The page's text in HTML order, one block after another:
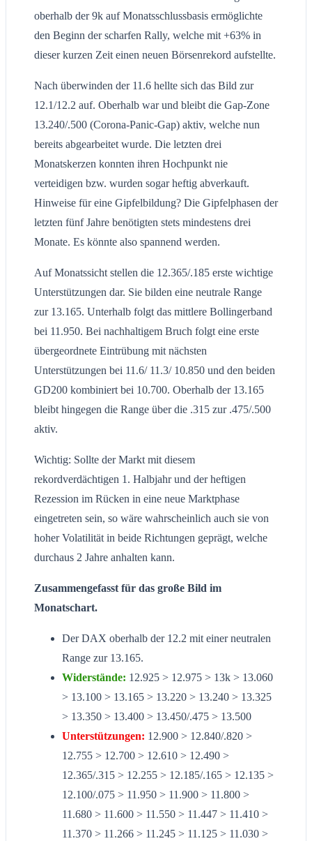
oberhalb der 9k auf Monatsschlussbasis ermöglichte
den Beginn der scharfen Rally, welche mit +63% in
dieser kurzen Zeit einen neuen Börsenrekord aufstellte.
Nach überwinden der 11.6 hellte sich das Bild zur
12.1/12.2 auf. Oberhalb war und bleibt die Gap-Zone
13.240/.500 (Corona-Panic-Gap) aktiv, welche nun
bereits abgearbeitet wurde. Die letzten drei
Monatskerzen konnten ihren Hochpunkt nie
verteidigen bzw. wurden sogar heftig abverkauft.
Hinweise für eine Gipfelbildung? Die Gipfelphasen der
letzten fünf Jahre benötigten stets mindestens drei
Monate. Es könnte also spannend werden.
Auf Monatssicht stellen die 12.365/.185 erste wichtige
Unterstützungen dar. Sie bilden eine neutrale Range
zur 13.165. Unterhalb folgt das mittlere Bollingerband
bei 11.950. Bei nachhaltigem Bruch folgt eine erste
übergeordnete Eintrübung mit nächsten
Unterstützungen bei 11.6/ 11.3/ 10.850 und den beiden
GD200 kombiniert bei 10.700. Oberhalb der 13.165
bleibt hingegen die Range über die .315 zur .475/.500
aktiv.
Wichtig: Sollte der Markt mit diesem
rekordverdächtigen 1. Halbjahr und der heftigen
Rezession im Rücken in eine neue Marktphase
eingetreten sein, so wäre wahrscheinlich auch sie von
hoher Volatilität in beide Richtungen geprägt, welche
durchaus 2 Jahre anhalten kann.
Zusammengefasst für das große Bild im
Monatschart.
Der DAX oberhalb der 12.2 mit einer neutralen
Range zur 13.165.
Widerstände: 12.925 > 12.975 > 13k > 13.060
> 13.100 > 13.165 > 13.220 > 13.240 > 13.325
> 13.350 > 13.400 > 13.450/.475 > 13.500
Unterstützungen: 12.900 > 12.840/.820 >
12.755 > 12.700 > 12.610 > 12.490 >
12.365/.315 > 12.255 > 12.185/.165 > 12.135 >
12.100/.075 > 11.950 > 11.900 > 11.800 >
11.680 > 11.600 > 11.550 > 11.447 > 11.410 >
11.370 > 11.266 > 11.245 > 11.125 > 11.030 >